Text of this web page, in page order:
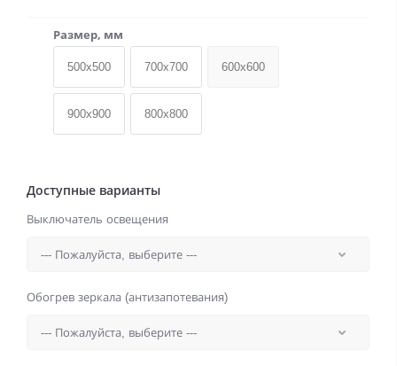
Размер, мм
500x500 700x700 600x600
900x900 800x800
Доступные варианты
Выключатель освещения
Обогрев зеркала (антизапотевания)